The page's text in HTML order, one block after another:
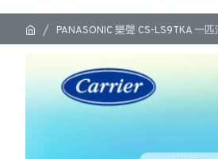
PANASONIC 樂聲 CS-LS9TKA 一